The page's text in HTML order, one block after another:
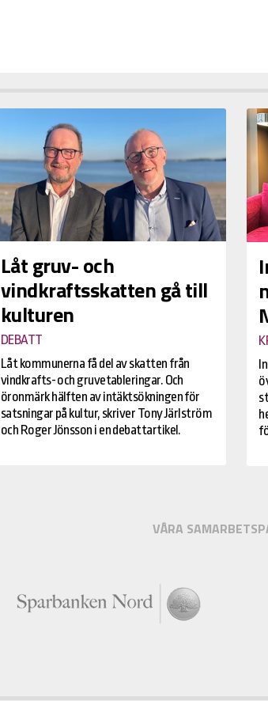
Låt gruv- och
vindkraftsskatten gå till
kulturen
DEBATT
Låt kommunerna få del av skatten från
vindkrafts- och gruvetableringar. Och
öronmärk hälften av intäktsökningen för
satsningar på kultur, skriver Tony Järlström
och Roger Jönsson i en debattartikel.
VÅRA